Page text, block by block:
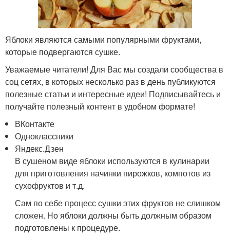
Яблоки являются самыми популярными фруктами,
которые подвергаются сушке.
Уважаемые читатели! Для Вас мы создали сообщества в
соц сетях, в которых несколько раз в день публикуются
полезные статьи и интересные идеи! Подписывайтесь и
получайте полезный контент в удобном формате!
ВКонтакте
Одноклассники
Яндекс.Дзен
В сушеном виде яблоки используются в кулинарии
для приготовления начинки пирожков, компотов из
сухофруктов и т.д.
Сам по себе процесс сушки этих фруктов не слишком
сложен. Но яблоки должны быть должным образом
подготовлены к процедуре.